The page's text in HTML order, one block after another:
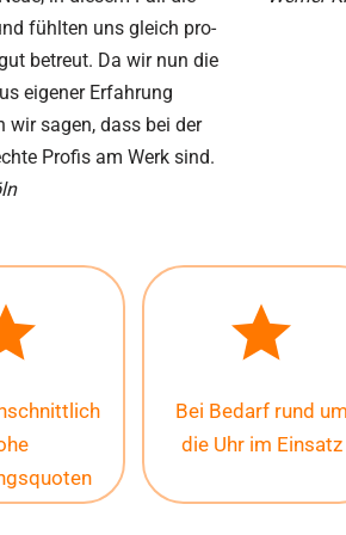
fühlten uns gleich pro­
betreut. Da wir nun die
eigener Erfahrung
wir sagen, dass bei der
Profis am Werk sind.
Bei Bedarf rund um
die Uhr im Einsatz